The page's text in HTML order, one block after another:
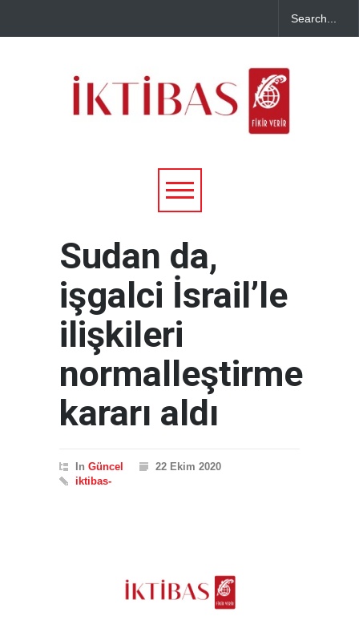
Sudan da,
işgalci İsrail’le
ilişkileri
normalleştirme
kararı aldı
In Güncel
22 Ekim 2020
iktibas-